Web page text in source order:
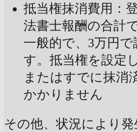
抵当権抹消費用：
法書士報酬の合計
一般的で、3万円で
す。抵当権を設定
またはすでに抹消
かかりません
その他、状況により